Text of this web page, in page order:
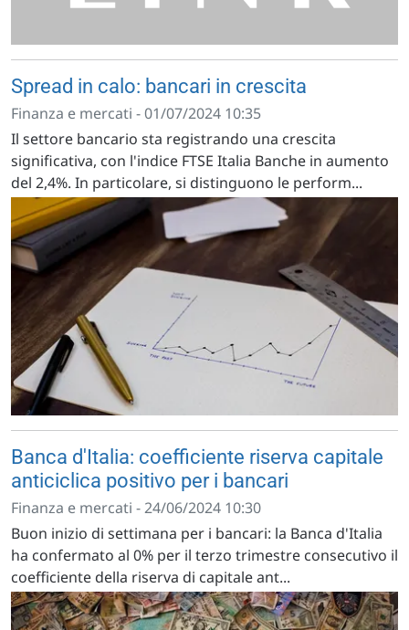
Spread in calo: bancari in crescita
Finanza e mercati - 01/07/2024 10:35
Il settore bancario sta registrando una crescita
significativa, con l'indice FTSE Italia Banche in aumento
del 2,4%. In particolare, si distinguono le perform...
Banca d'Italia: coefficiente riserva capitale
anticiclica positivo per i bancari
Finanza e mercati - 24/06/2024 10:30
Buon inizio di settimana per i bancari: la Banca d'Italia
ha confermato al 0% per il terzo trimestre consecutivo il
coefficiente della riserva di capitale ant...